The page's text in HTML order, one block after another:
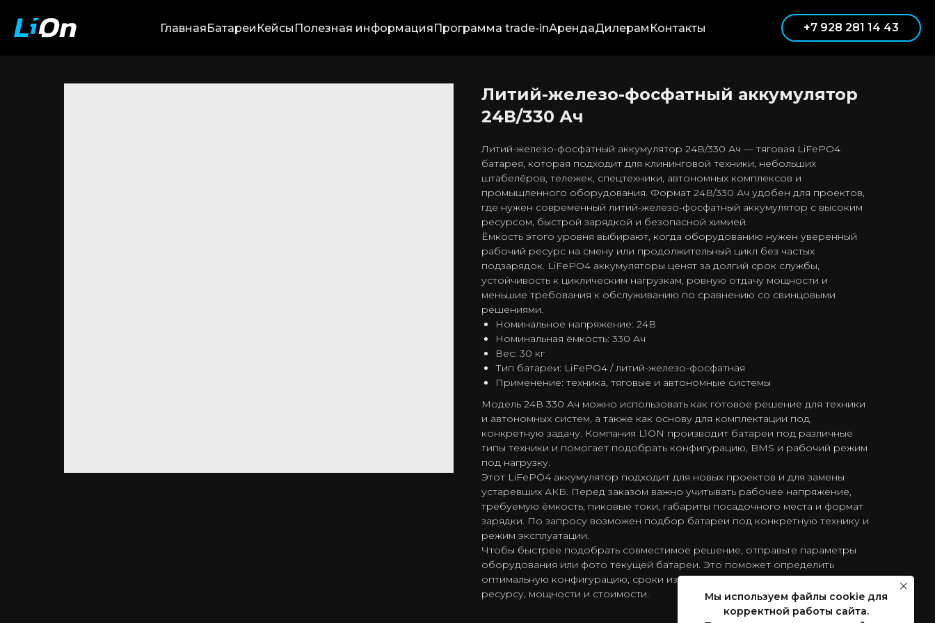
ГлавнаяБатареи Кейсы Полезная информацияПрограмма trade-inАрендаДилерам Контакты +7 928 281 14 43
Литий-железо-фосфатный аккумулятор
24В/330 Ач
Литий-железо-фосфатный аккумулятор 24В/330 Ач — тяговая LiFePO4
батарея, которая подходит для клининговой техники, небольших
штабелёров, тележек, спецтехники, автономных комплексов и
промышленного оборудования. Формат 24В/330 Ач удобен для проектов,
где нужен современный литий-железо-фосфатный аккумулятор с высоким
ресурсом, быстрой зарядкой и безопасной химией.
Ёмкость этого уровня выбирают, когда оборудованию нужен уверенный
рабочий ресурс на смену или продолжительный цикл без частых
подзарядок. LiFePO4 аккумуляторы ценят за долгий срок службы,
устойчивость к циклическим нагрузкам, ровную отдачу мощности и
меньшие требования к обслуживанию по сравнению со свинцовыми
решениями.
Номинальное напряжение: 24В
Номинальная ёмкость: 330 Ач
Вес: 30 кг
Тип батареи: LiFePO4 / литий-железо-фосфатная
Применение: техника, тяговые и автономные системы
Модель 24В 330 Ач можно использовать как готовое решение для техники
и автономных систем, а также как основу для комплектации под
конкретную задачу. Компания L1ON производит батареи под различные
типы техники и помогает подобрать конфигурацию, BMS и рабочий режим
под нагрузку.
Этот LiFePO4 аккумулятор подходит для новых проектов и для замены
устаревших АКБ. Перед заказом важно учитывать рабочее напряжение,
требуемую ёмкость, пиковые токи, габариты посадочного места и формат
зарядки. По запросу возможен подбор батареи под конкретную технику и
режим эксплуатации.
Чтобы быстрее подобрать совместимое решение, отправьте параметры
оборудования или фото текущей батареи. Это поможет определить
оптимальную конфигурацию, сроки изготовления и лучший вариант по
ресурсу, мощности и стоимости.
Мы используем файлы cookie для
корректной работы сайта.